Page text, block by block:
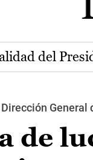
del
General
de